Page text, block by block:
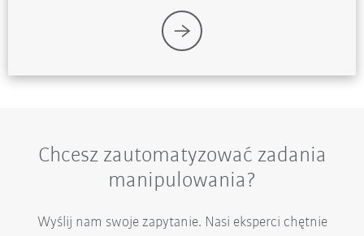
Chcesz zautomatyzować zadania
manipulowania?
Wyślij nam swoje zapytanie. Nasi eksperci chętnie